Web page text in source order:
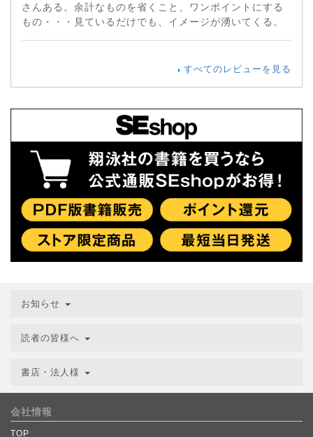
さんある。余計なものを省くこと、ワンポイントにする
もの・・・見ているだけでも、イメージが湧いてくる。
すべてのレビューを見る
お知らせ
読者の皆様へ
書店・法人様
会社情報
TOP